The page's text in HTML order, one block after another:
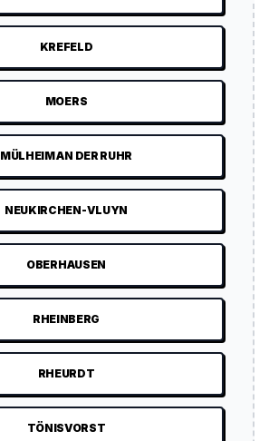
KREFELD
MOERS
MÜLHEIM AN DER RUHR
NEUKIRCHEN-VLUYN
OBERHAUSEN
RHEINBERG
RHEURDT
TÖNISVORST